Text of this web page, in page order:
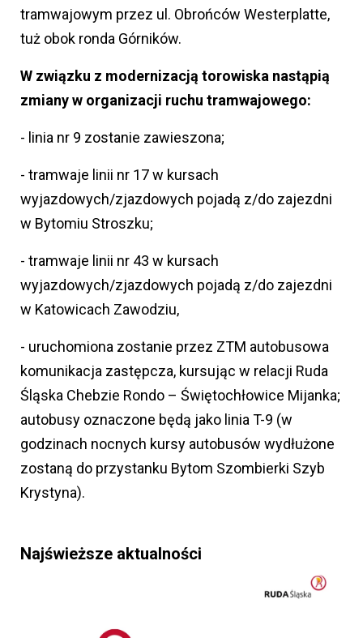
tramwajowym przez ul. Obrońców Westerplatte,
tuż obok ronda Górników.
W związku z modernizacją torowiska nastąpią
zmiany w organizacji ruchu tramwajowego:
- linia nr 9 zostanie zawieszona;
- tramwaje linii nr 17 w kursach
wyjazdowych/zjazdowych pojadą z/do zajezdni
w Bytomiu Stroszku;
- tramwaje linii nr 43 w kursach
wyjazdowych/zjazdowych pojadą z/do zajezdni
w Katowicach Zawodziu,
- uruchomiona zostanie przez ZTM autobusowa
komunikacja zastępcza, kursując w relacji Ruda
Śląska Chebzie Rondo – Świętochłowice Mijanka;
autobusy oznaczone będą jako linia T-9 (w
godzinach nocnych kursy autobusów wydłużone
zostaną do przystanku Bytom Szombierki Szyb
Krystyna).
Najświeższe aktualności